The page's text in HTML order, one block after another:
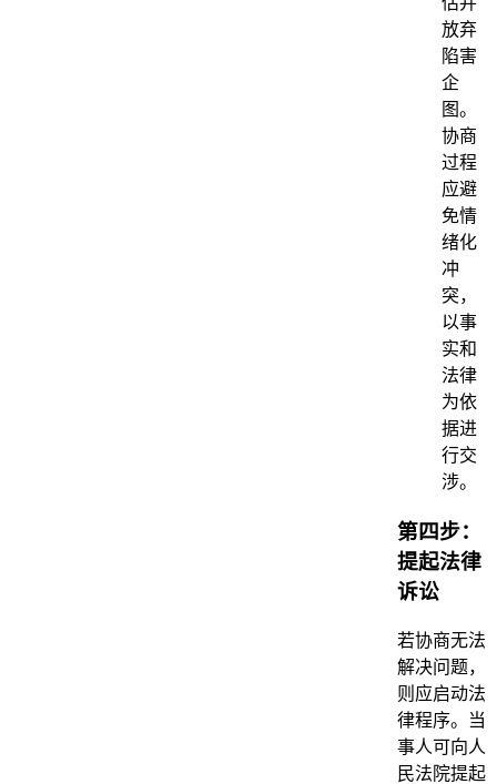
放弃
陷害
企
图。
协商
过程
应避
免情
绪化
冲
突，
以事
实和
法律
为依
据进
行交
涉。
第四步：
提起法律
诉讼
若协商无法
解决问题，
则应启动法
律程序。当
事人可向人
民法院提起